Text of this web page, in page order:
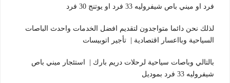
فرد او ميني باص شيفروليه 33 فرد او يوتنج 30 فرد
لذلك نحن دائما متواجدون لتقديم افضل الخدمات واحدث الباصات
السياحية وبااعسار اقتصادية | تأجير اتوبيسات
بالتالي وباصات سياحية لرحلات دريم بارك | استئجار ميني باص
شيفروليه 33 فرد بموديل